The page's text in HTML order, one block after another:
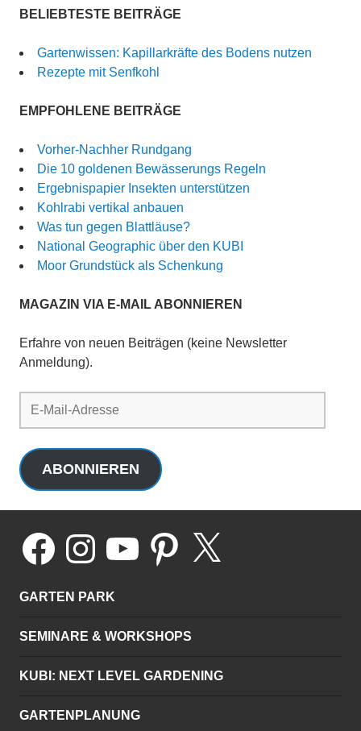
BELIEBTESTE BEITRÄGE
Gartenwissen: Kapillarkräfte des Bodens nutzen
Rezepte mit Senfkohl
EMPFOHLENE BEITRÄGE
Vorher-Nachher Rundgang
Die 10 goldenen Bewässerungs Regeln
Ergebnispapier Insekten unterstützen
Kohlrabi vertikal anbauen
Was tun gegen Blattläuse?
National Geographic über den KUBI
Moor Grundstück als Schenkung
MAGAZIN VIA E-MAIL ABONNIEREN
Erfahre von neuen Beiträgen (keine Newsletter
Anmeldung).
ABONNIEREN
FacebookInstagramYouTubePinterestX
GARTEN PARK
SEMINARE & WORKSHOPS
KUBI: NEXT LEVEL GARDENING
GARTENPLANUNG